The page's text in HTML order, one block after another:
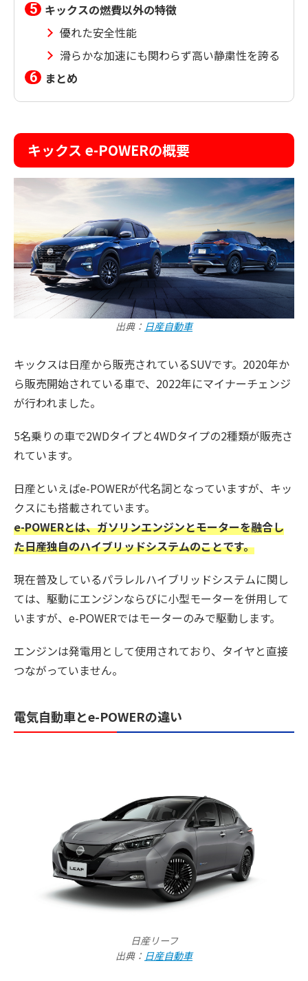
キックスの燃費以外の特徴
優れた安全性能
滑らかな加速にも関わらず高い静粛性を誇る
まとめ
キックス e-POWERの概要
出典： 日産自動車
キックスは日産から販売されているSUVです。2020年か
ら販売開始されている車で、2022年にマイナーチェンジ
が行われました。
5名乗りの車で2WDタイプと4WDタイプの2種類が販売さ
れています。
日産といえばe-POWERが代名詞となっていますが、キッ
クスにも搭載されています。
e-POWERとは、ガソリンエンジンとモーターを融合し
た日産独自のハイブリッドシステムのことです。
現在普及しているパラレルハイブリッドシステムに関し
ては、駆動にエンジンならびに小型モーターを併用して
いますが、e-POWERではモーターのみで駆動します。
エンジンは発電用として使用されており、タイヤと直接
つながっていません。
電気自動車とe-POWERの違い
日産リーフ
出典： 日産自動車